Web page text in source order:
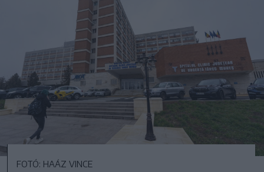
FOTÓ: HAÁZ VINCE